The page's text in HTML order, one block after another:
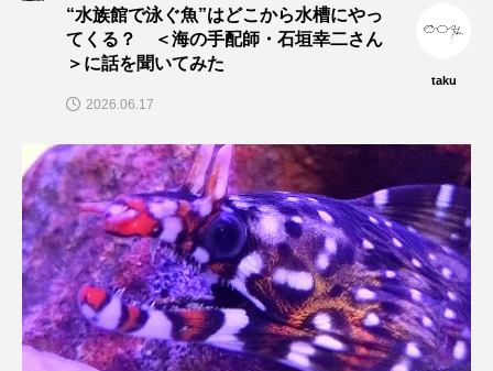
ゴトウタゴガエル ゴマフアザラシ
ゴンズイ ゴールデンジェリーフィッシュ
サクラアジ サクラエビ サクラダンゴウオ
サクラマス サケ サザエ
サツオミシマ サバ サビウツボ
サブカルチャー サメ サヨリ
“水族館で泳ぐ魚”はどこから水槽にやっ
てくる？ ＜海の手配師・石垣幸二さん
＞に話を聞いてみた
taku
2026.06.17